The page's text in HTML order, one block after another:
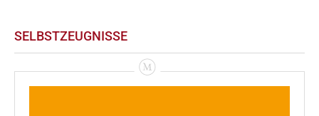
SELBSTZEUGNISSE